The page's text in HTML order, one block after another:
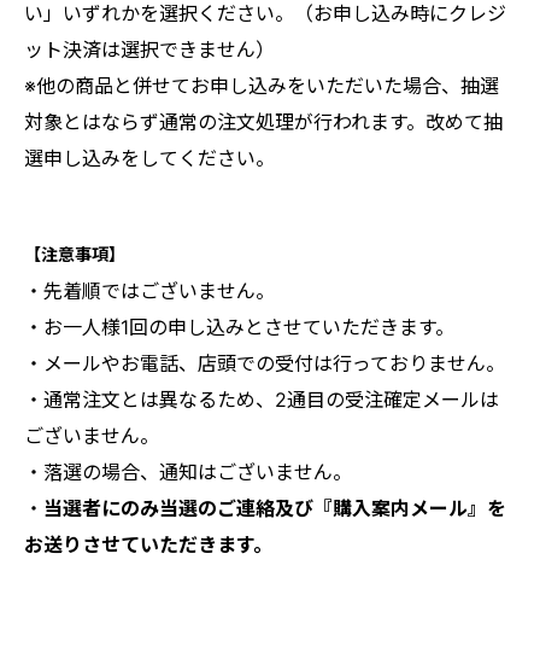
い」いずれかを選択ください。（お申し込み時にクレジ
ット決済は選択できません）
※他の商品と併せてお申し込みをいただいた場合、抽選
対象とはならず通常の注文処理が行われます。改めて抽
選申し込みをしてください。
【注意事項】
・先着順ではございません。
・ お一人様1回の申し込みとさせていただきます。
・メールやお電話、店頭での受付は行っておりません。
・通常注文とは異なるため、2通目の受注確定メールは
ございません。
・落選の場合、通知はございません。
・ 当選者にのみ当選のご連絡及び『購入案内メール』を
お送りさせていただきます。